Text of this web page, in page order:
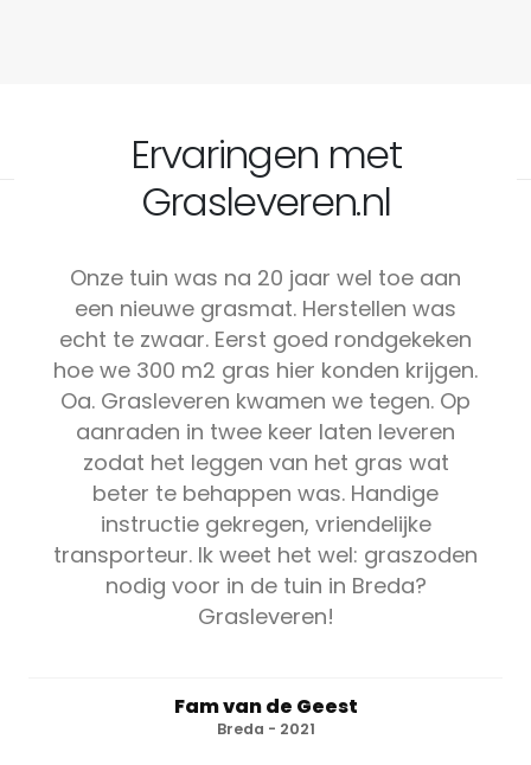
Ervaringen met
Grasleveren.nl
Onze tuin was na 20 jaar wel toe aan
een nieuwe grasmat. Herstellen was
echt te zwaar. Eerst goed rondgekeken
hoe we 300 m2 gras hier konden krijgen.
Oa. Grasleveren kwamen we tegen. Op
aanraden in twee keer laten leveren
zodat het leggen van het gras wat
beter te behappen was. Handige
instructie gekregen, vriendelijke
transporteur. Ik weet het wel: graszoden
nodig voor in de tuin in Breda?
Grasleveren!
Fam van de Geest
Breda - 2021